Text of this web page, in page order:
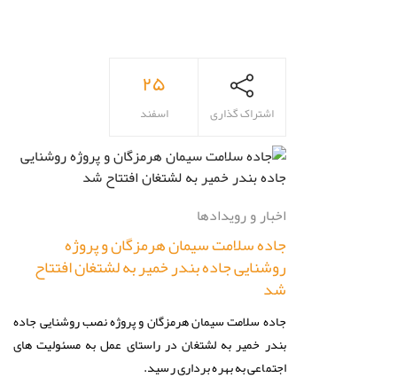
۲۵
اسفند اشتراک گذاری
اخبار و رویدادها
جاده سلامت سیمان هرمزگان و پروژه
روشنایی جاده بندر خمیر به لشتغان افتتاح
شد
جاده سلامت سیمان هرمزگان و پروژه نصب روشنایی جاده
بندر خمیر به لشتغان در راستای عمل به مسئولیت های
اجتماعی به بهره برداری رسید.